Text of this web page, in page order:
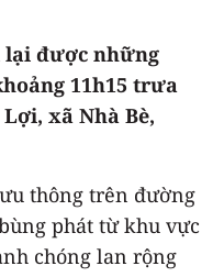
lại được những
11h15 trưa
xã Nhà Bè,
thông trên đường
phát từ khu vực
chóng lan rộng